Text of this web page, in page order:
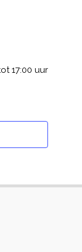
17:00 uur